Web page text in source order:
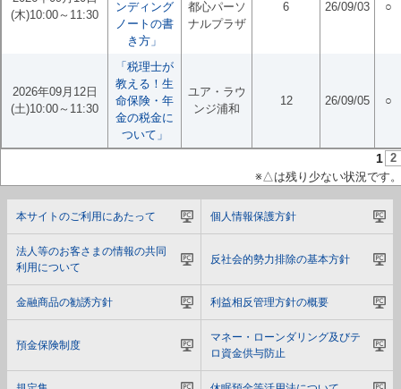
(木)10:00～11:30
ンディング
ノートの書
き方」
都心パーソ
ナルプラザ
6 26/09/03 ○
2026年09月12日
(土)10:00～11:30
「税理士が
教える！生
命保険・年
金の税金に
ついて」
ユア・ラウ
ンジ浦和
12 26/09/05 ○
1 2
※△は残り少ない状況です。
本サイトのご利用にあたって 個人情報保護方針
法人等のお客さまの情報の共同
利用について
反社会的勢力排除の基本方針
金融商品の勧誘方針 利益相反管理方針の概要
預金保険制度
マネー・ローンダリング及びテ
ロ資金供与防止